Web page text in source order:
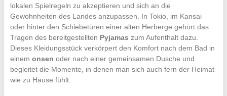
lokalen Spielregeln zu akzeptieren und sich an die
Gewohnheiten des Landes anzupassen. In Tokio, im Kansai
oder hinter den Schiebetüren einer alten Herberge gehört das
Tragen des bereitgestellten Pyjamas zum Aufenthalt dazu.
Dieses Kleidungsstück verkörpert den Komfort nach dem Bad in
einem onsen oder nach einer gemeinsamen Dusche und
begleitet die Momente, in denen man sich auch fern der Heimat
wie zu Hause fühlt.